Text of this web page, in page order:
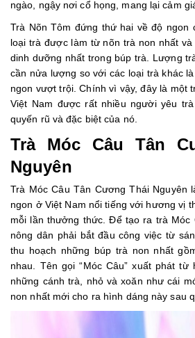
ngào, ngậy nơi cổ họng, mang lại cảm
Trà Nõn Tôm đứng thứ hai về độ ngon
loại trà được làm từ nõn trà non nhất
dinh dưỡng nhất trong búp trà. Lượng
cần nửa lượng so với các loại trà khác
ngon vượt trội. Chính vì vậy, đây là một
Việt Nam được rất nhiều người yêu
quyến rũ và đặc biệt của nó.
Trà Móc Câu Tân
Nguyên
Trà Móc Câu Tân Cương Thái Nguyên
ngon ở Việt Nam nổi tiếng với hương vị
mỗi lần thưởng thức. Để tạo ra trà Móc
nông dân phải bắt đầu công việc từ
thu hoạch những búp trà non nhất
nhau. Tên gọi “Móc Câu” xuất phát từ
những cánh trà, nhỏ và xoăn như cái
non nhất mới cho ra hình dáng này sau